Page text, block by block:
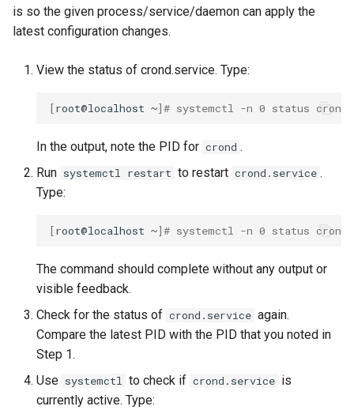
is so the given process/service/daemon can apply the
latest configuration changes.
View the status of crond.service. Type:
[root@localhost ~]# systemctl -n 0 status
In the output, note the PID for crond .
Run systemctl restart to restart crond.service .
Type:
[root@localhost ~]# systemctl -n 0 status
The command should complete without any output or
visible feedback.
Check for the status of crond.service again.
Compare the latest PID with the PID that you noted in
Step 1.
Use systemctl to check if crond.service is
currently active. Type: